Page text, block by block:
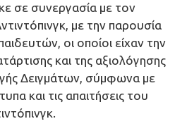
σε συνεργασία με τον
με την παρουσία
οι οποίοι είχαν την
και της αξιολόγησης
Δειγμάτων, σύμφωνα με
και τις απαιτήσεις του